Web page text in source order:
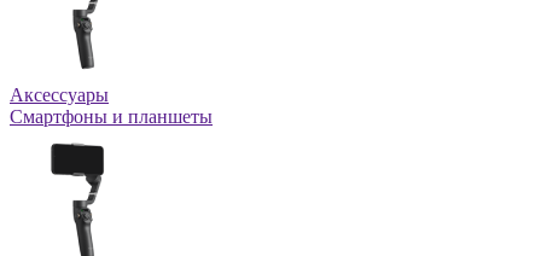
Аксессуары
Смартфоны и планшеты